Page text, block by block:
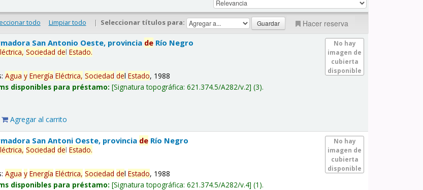
todo Limpiar todo | Seleccionar títulos para: Hacer reserva
No hay
imagen de
cubierta
disponible
San Antonio Oeste, provincia de Río Negro
Sociedad delEstado.
Agua y Energía Eléctrica, Sociedad delEstado, 1988
disponibles para préstamo: Signatura topográfica:621.374.5/A282/v.2 (3).
Agregar al carrito
No hay
imagen de
cubierta
disponible
San Antoni Oeste, provincia de Río Negro
Sociedad delEstado.
Agua y Energía Eléctrica, Sociedad delEstado, 1988
disponibles para préstamo: Signatura topográfica:621.374.5/A282/v.4 (1).